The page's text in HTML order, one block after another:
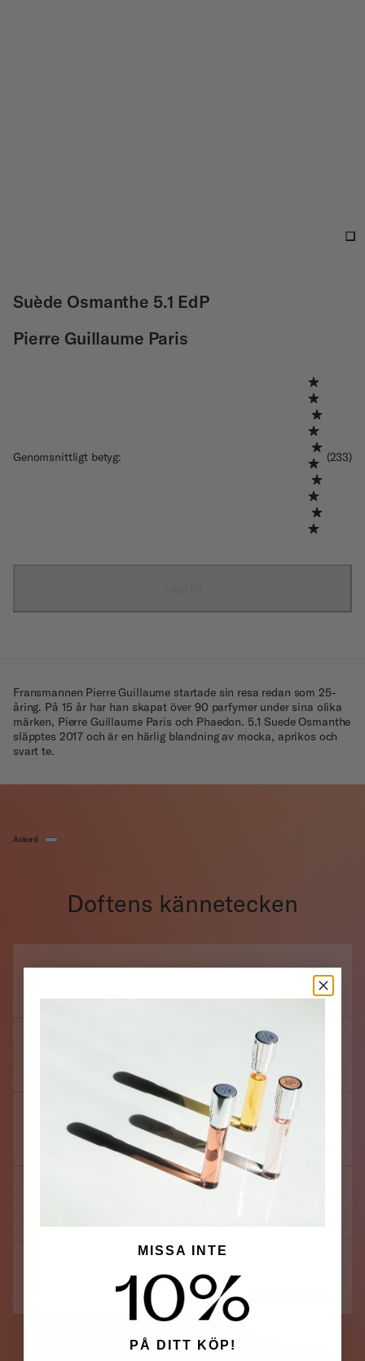
Suède Osmanthe 5.1 EdP
Pierre Guillaume Paris
Genomsnittligt betyg: (233)
Fransmannen Pierre Guillaume startade sin resa redan som 25-
åring. På 15 år har han skapat över 90 parfymer under sina olika
märken, Pierre Guillaume Paris och Phaedon. 5.1 Suede Osmanthe
släpptes 2017 och är en härlig blandning av mocka, aprikos och
svart te.
Ackord
Doftens kännetecken
MISSA INTE
PÅ DITT KÖP!